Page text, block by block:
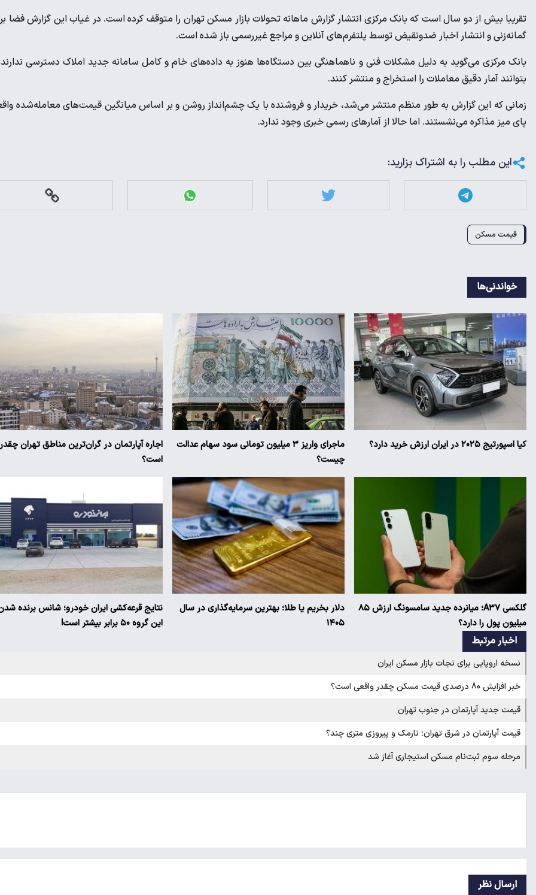
تقریبا بیش از دو سال است که بانک مرکزی انتشار گزارش ماهانه تحولات بازار مسکن تهران را متوقف کرده است. در غیاب این گزارش فضا
گمانه‌زنی و انتشار اخبار ضدونقیض توسط پلتفرم‌های آنلاین و مراجع غیررسمی باز شده است.
بانک مرکزی می‌گوید به دلیل مشکلات فنی و ناهماهنگی بین دستگاه‌ها هنوز به داده‌های خام و کامل سامانه جدید املاک دسترسی ندارند
بتوانند آمار دقیق معاملات را استخراج و منتشر کنند.
زمانی که این گزارش به طور منظم منتشر می‌شد، خریدار و فروشنده با یک چشم‌انداز روشن و بر اساس میانگین قیمت‌های معامله‌شده
پای میز مذاکره می‌نشستند. اما حالا از آمارهای رسمی خبری وجود ندارد.
این مطلب را به اشتراک بزارید:
قیمت مسکن
خواندنی‌ها
کیا اسپورتیج ۲۰۲۵ در ایران ارزش خرید دارد؟
ماجرای واریز ۳ میلیون تومانی سود سهام عدالت
چیست؟
اجاره آپارتمان در گران‌ترین مناطق تهران چقدر
است؟
گلکسی A۳۷؛ میانرده جدید سامسونگ ارزش ۸۵
میلیون پول را دارد؟
دلار بخریم یا طلا؛ بهترین سرمایه‌گذاری در سال
۱۴۰۵
نتایج قرعه‌کشی ایران خودرو؛ شانس برنده
این گروه ۵۰ برابر بیشتر است!
اخبار مرتبط
نسخه اروپایی برای نجات بازار مسکن ایران
خبر افزایش 80 درصدی قیمت مسکن چقدر واقعی است؟
قیمت جدید آپارتمان در جنوب تهران
قیمت آپارتمان در شرق تهران؛ نارمک و پیروزی متری چند؟
مرحله سوم ثبت‌نام مسکن استیجاری آغاز شد
ارسال نظر